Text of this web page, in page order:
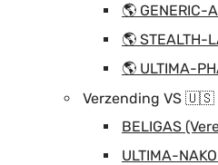
🌎 GENERIC-
🌎 STEALTH-
🌎 ULTIMA-
Verzending VS 🇺🇸
BELIGAS
ULTIMA-